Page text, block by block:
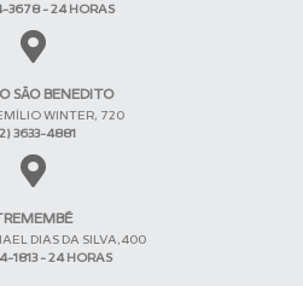
3678 - 24 HORAS
SÃO BENEDITO
WINTER, 720
3633-4881
DIAS DA SILVA,400
1813 - 24 HORAS